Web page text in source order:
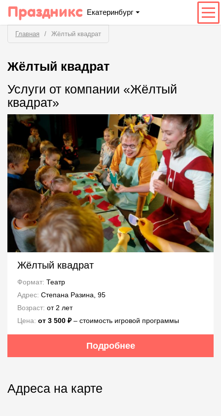
Праздникс Екатеринбург
Главная Жёлтый квадрат
Жёлтый квадрат
Услуги от компании «Жёлтый
квадрат»
Жёлтый квадрат
Формат: Театр
Адрес: Степана Разина, 95
Возраст: от 2 лет
Цена: от 3 500 ₽‒ стоимость игровой программы
Подробнее
Адреса на карте